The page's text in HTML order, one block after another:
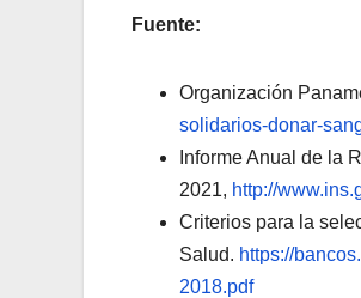
Fuente:
Organización
solidarios-donar-
Informe Anual de la
2021, http://
Criterios para la
Salud. https://
2018.pdf